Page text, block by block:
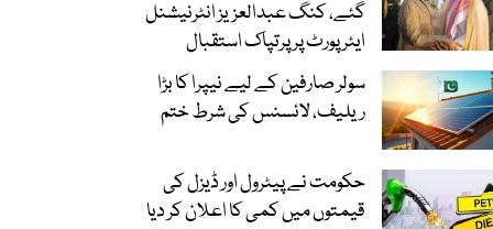
گئے، کنگ عبدالعزیز انٹرنیشنل
ایئر پورٹ پر پرتپاک استقبال
سولر صارفین کے لیے نیپرا کا بڑا
ریلیف، لائسنس کی شرط ختم
حکومت نے پیٹرول اور ڈیزل کی
قیمتوں میں کمی کا اعلان کر دیا